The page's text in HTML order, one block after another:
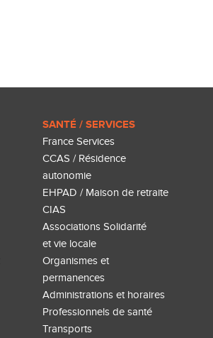
SANTÉ / SERVICES
France Services
CCAS / Résidence
autonomie
EHPAD / Maison de retraite
CIAS
Associations Solidarité
et vie locale
Organismes et
permanences
Administrations et horaires
Professionnels de santé
Transports